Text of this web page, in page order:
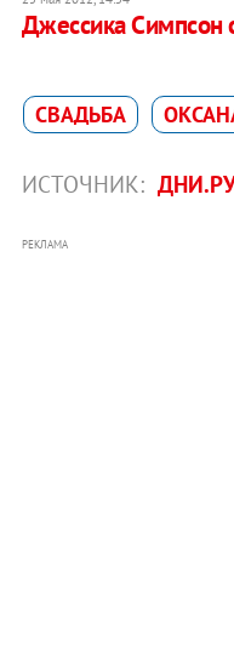
Джессика Симпсон
СВАДЬБА
ИСТОЧНИК:
РЕКЛАМА